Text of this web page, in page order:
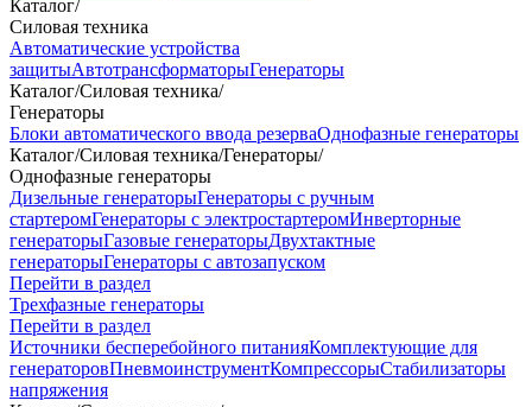
Каталог/
Силовая техника
Автоматические устройства
защитыАвтотрансформаторыГенераторы
Каталог/Силовая техника/
Генераторы
Блоки автоматического ввода резерваОднофазные генераторы
Каталог/Силовая техника/Генераторы/
Однофазные генераторы
Дизельные генераторыГенераторы с ручным
стартеромГенераторы с электростартеромИнверторные
генераторыГазовые генераторыДвухтактные
генераторыГенераторы с автозапуском
Перейти в раздел
Трехфазные генераторы
Перейти в раздел
Источники бесперебойного питанияКомплектующие для
генераторовПневмоинструментКомпрессорыСтабилизаторы
напряжения